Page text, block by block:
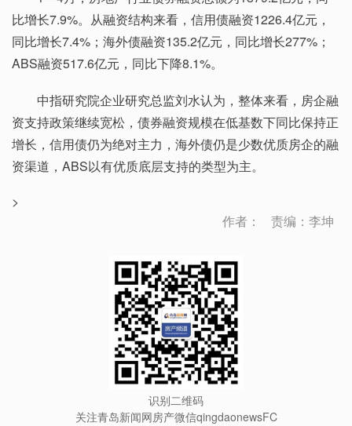
比增长7.9%。从融资结构来看，信用债融资1226.4亿元，
同比增长7.4%；海外债融资135.2亿元，同比增长277%；
ABS融资517.6亿元，同比下降8.1%。
中指研究院企业研究总监刘水认为，整体来看，房企融
资支持政策继续宽松，债券融资规模在低基数下同比保持正
增长，信用债仍为绝对主力，海外债仍是少数优质房企的融
资渠道，ABS以有优质底层支持的类型为主。
>
作者：
责编：李坤
识别二维码
关注青岛新闻网房产微信qingdaonewsFC